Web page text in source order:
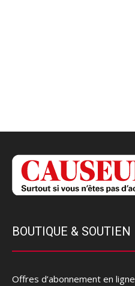
BOUTIQUE & SOUTIEN
Offres d’abonnement en ligne